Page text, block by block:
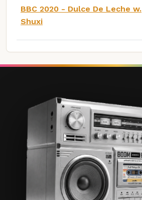
BBC 2020 - Dulce De Leche w.
Shuxi